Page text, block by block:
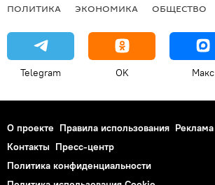
ПОЛИТИКА ЭКОНОМИКА ОБЩЕСТВО
Telegram OK Макс
О проекте Правила использования Реклама
Контакты Пресс-центр
Политика конфиденциальности